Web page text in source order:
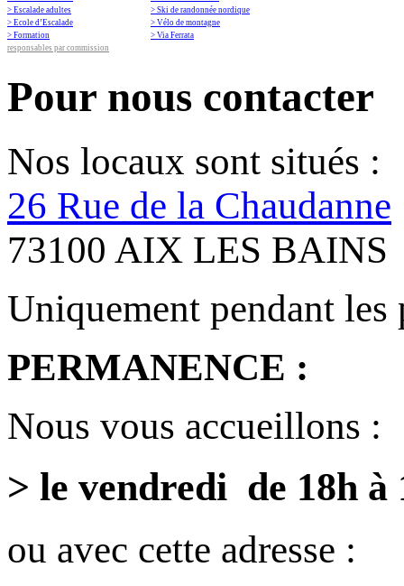
> Escalade adultes
> Ecole d’Escalade
> Formation
> Ski de randonnée nordique
> Vélo de montagne
> Via Ferrata
responsables par commission
Pour nous contacter
Nos locaux sont situés :
26 Rue de la Chaudanne
73100 AIX LES BAINS
Uniquement pendant les
PERMANENCE :
Nous vous accueillons :
> le vendredi de 18h à
ou avec cette adresse :